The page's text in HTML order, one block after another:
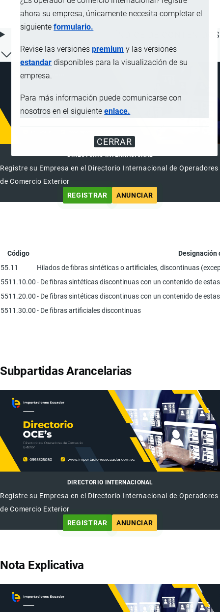
ahora su empresa, únicamente necesita completar el
siguienteformulario.
Revise las versionespremium y las versiones
estandar disponibles para la visualización de su
empresa.
Para más información puede comunicarse con
nosotros en el siguienteenlace.
CERRAR
por menor
ÍNDICE DE CONTENIDOS
DIRECTORIO INTERNACIONAL
Registre su Empresa en el Directorio Internacional de Operadores
de Comercio Exterior
REGISTRAR
ANUNCIAR
Código
Designación
55.11
Hilados de fibras sintéticas o artificiales, discontinuas
5511.10.00- De fibras sintéticas discontinuas con un contenido de
5511.20.00- De fibras sintéticas discontinuas con un contenido de
5511.30.00- De fibras artificiales discontinuas
Subpartidas Arancelarias
DIRECTORIO INTERNACIONAL
Registre su Empresa en el Directorio Internacional de Operadores
de Comercio Exterior
REGISTRAR
ANUNCIAR
Nota Explicativa